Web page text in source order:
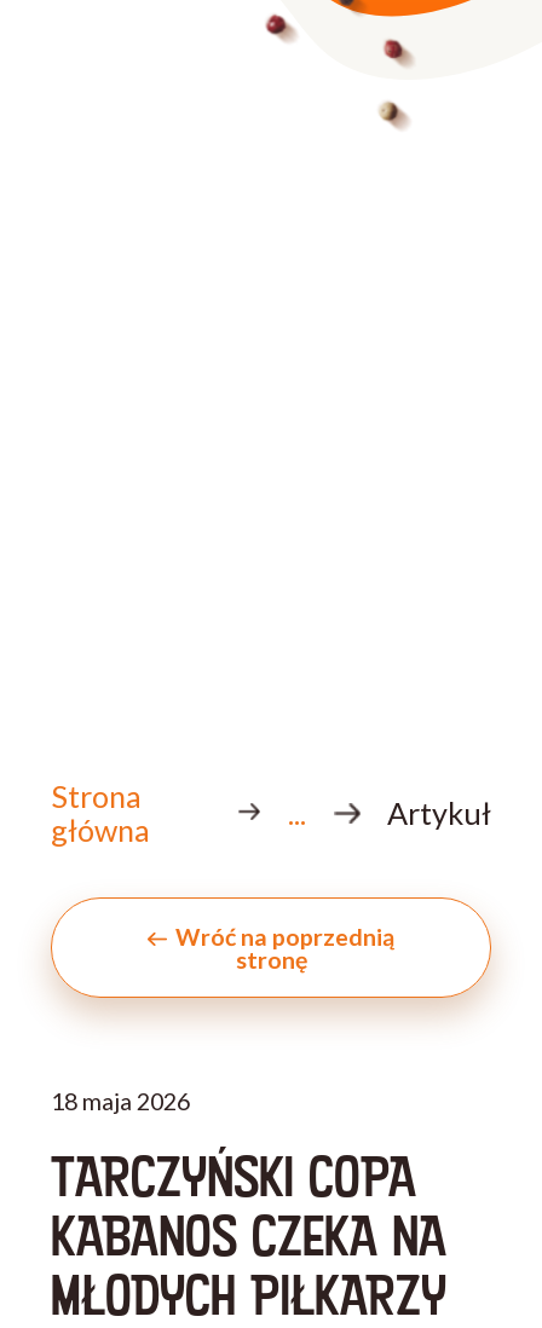
Strona
główna
... Artykuł
Wróć na poprzednią
stronę
18 maja 2026
TARCZYŃSKI COPA
KABANOS CZEKA NA
MŁODYCH PIŁKARZY